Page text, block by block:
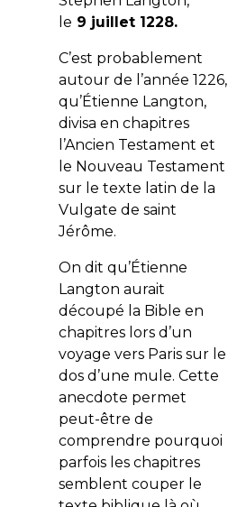
le 9 juillet 1228.
C’est probablement
autour de l’année 1226,
qu’Étienne Langton,
divisa en chapitres
l’Ancien Testament et
le Nouveau Testament
sur ​​le texte latin de la
Vulgate de saint
Jérôme.
On dit qu’Étienne
Langton aurait
découpé la Bible en
chapitres lors d’un
voyage vers Paris sur le
dos d’une mule. Cette
anecdote permet
peut-être de
comprendre pourquoi
parfois les chapitres
semblent couper le